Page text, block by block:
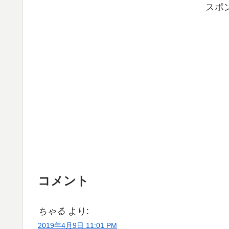
スポ
コメント
ちゃる より:
2019年4月9日 11:01 PM